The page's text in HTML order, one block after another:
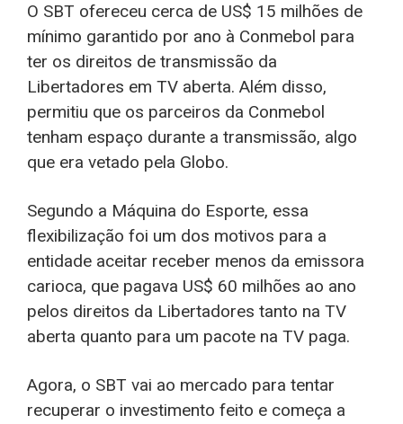
O SBT ofereceu cerca de US$ 15 milhões de
mínimo garantido por ano à Conmebol para
ter os direitos de transmissão da
Libertadores em TV aberta. Além disso,
permitiu que os parceiros da Conmebol
tenham espaço durante a transmissão, algo
que era vetado pela Globo.
Segundo a Máquina do Esporte, essa
flexibilização foi um dos motivos para a
entidade aceitar receber menos da emissora
carioca, que pagava US$ 60 milhões ao ano
pelos direitos da Libertadores tanto na TV
aberta quanto para um pacote na TV paga.
Agora, o SBT vai ao mercado para tentar
recuperar o investimento feito e começa a